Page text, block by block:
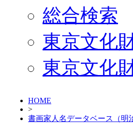
総合検索
東京文化
東京文化
HOME
>
書画家人名データベース（明